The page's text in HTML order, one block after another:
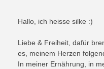
Hallo, ich heisse silke :)
Liebe & Freiheit, dafür
es, meinem Herzen
In meiner Ernährung, in